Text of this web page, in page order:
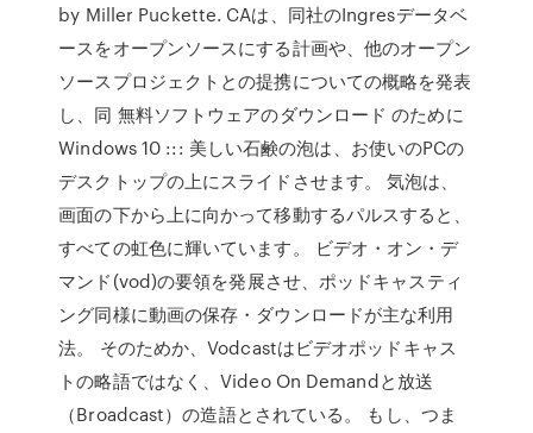
by Miller Puckette. CAは、同社のIngresデータベ
ースをオープンソースにする計画や、他のオープン
ソースプロジェクトとの提携についての概略を発表
し、同 無料ソフトウェアのダウンロード のために
Windows 10 ::: 美しい石鹸の泡は、お使いのPCの
デスクトップの上にスライドさせます。 気泡は、
画面の下から上に向かって移動するパルスすると、
すべての虹色に輝いています。 ビデオ・オン・デ
マンド(vod)の要領を発展させ、ポッドキャスティ
ング同様に動画の保存・ダウンロードが主な利用
法。 そのためか、Vodcastはビデオポッドキャス
トの略語ではなく、Video On Demandと放送
（Broadcast）の造語とされている。 もし、つま